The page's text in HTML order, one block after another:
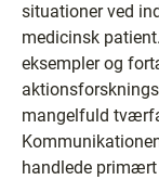
situationer ved
medicinsk
eksempler og
mangelfuld
handlede